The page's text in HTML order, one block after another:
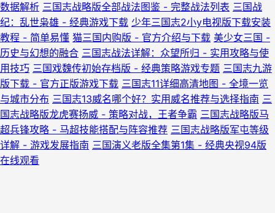
数据解析 三国志战略版全部战法图鉴 - 完整战法列表 三国战
纪：乱世枭雄 - 经典游戏下载 少年三国志2小y电视版下载安装
教程 - 简单易懂 猫三国内购版 - 官方介绍与下载 美少女三国 -
历史与幻想的融合 三国志战法详解：众望所归 - 实用攻略与使
用技巧 三国戏魏传初始存档版 - 经典策略游戏专题 三国志九游
版下载 - 官方正版游戏下载 三国志11详细高清地图 - 全境一览
与城市分布 三国志13威名哪个好？实用威名推荐与选择指南 三
国志战略版龙虎赛扬威 - 策略对战，王者争霸 三国志战略版马
超兵锋攻略 - 马超技能搭配与阵容推荐 三国志战略版军屯等级
详解 - 游戏发展指南 三国演义老版全集第1集 - 经典央视94版
在线观看